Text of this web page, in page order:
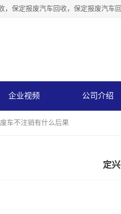
企业视频 公司介绍
车不注销有什么后果
定